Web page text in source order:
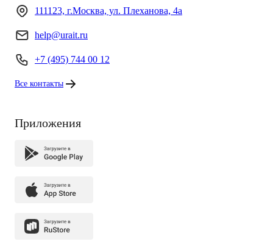
111123, г.Москва, ул. Плеханова, 4а
help@urait.ru
+7 (495) 744 00 12
Все контакты
Приложения